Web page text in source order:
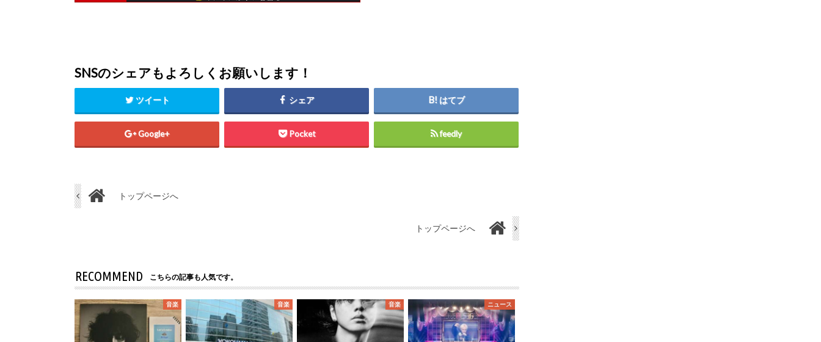
SNSのシェアもよろしくお願いします！
ツイート シェア はてブ
Google+ Pocket feedly
トップページへ
トップページへ
RECOMMEND こちらの記事も人気です。
音楽 音楽 音楽 ニュース